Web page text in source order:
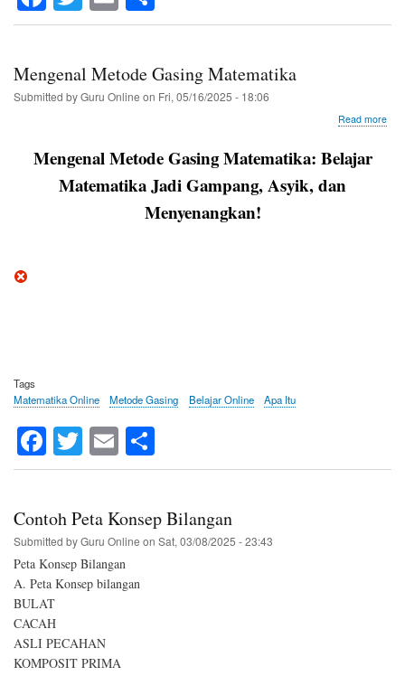
ce
ok
wi
r
m ha
Mengenal Metode Gasing Matematika
Submitted byGuru Online on Fri, 05/16/2025 - 18:06
Read more
Mengenal Metode Gasing Matematika: Belajar
Matematika Jadi Gampang, Asyik, dan
Menyenangkan!
Tags
Matematika Online
Metode Gasing Belajar Online Apa Itu
Fa
ce
ok
T
wi
r
E
m ha
Contoh Peta Konsep Bilangan
Submitted byGuru Online on Sat, 03/08/2025 - 23:43
Peta Konsep Bilangan
A. Peta Konsep bilangan
BULAT
CACAH
ASLI PECAHAN
KOMPOSIT PRIMA